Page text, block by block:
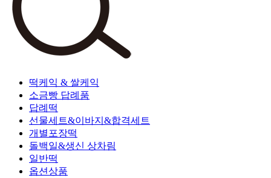
떡케익 & 쌀케익
소금빵 답례품
답례떡
선물세트&이바지&합격세트
개별포장떡
돌백일&생신 상차림
일반떡
옵션상품